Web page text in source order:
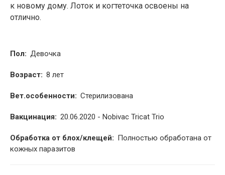
к новому дому. Лоток и когтеточка освоены на
отлично.
Пол: Девочка
Возраст: 8 лет
Вет.особенности: Стерилизована
Вакцинация: 20.06.2020 - Nobivac Tricat Trio
Обработка от блох/клещей: Полностью обработана от
кожных паразитов